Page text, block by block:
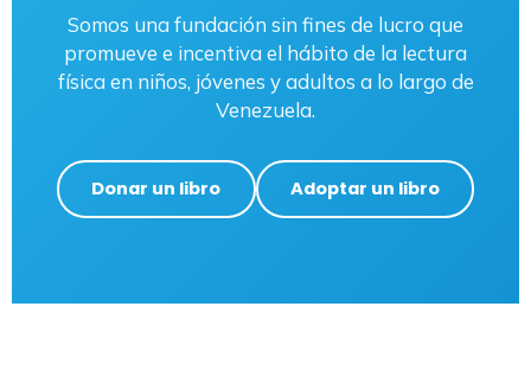
Somos una fundación sin fines de lucro que
promueve e incentiva el hábito de la lectura
física en niños, jóvenes y adultos a lo largo de
Venezuela.
Donar un libro Adoptar un libro